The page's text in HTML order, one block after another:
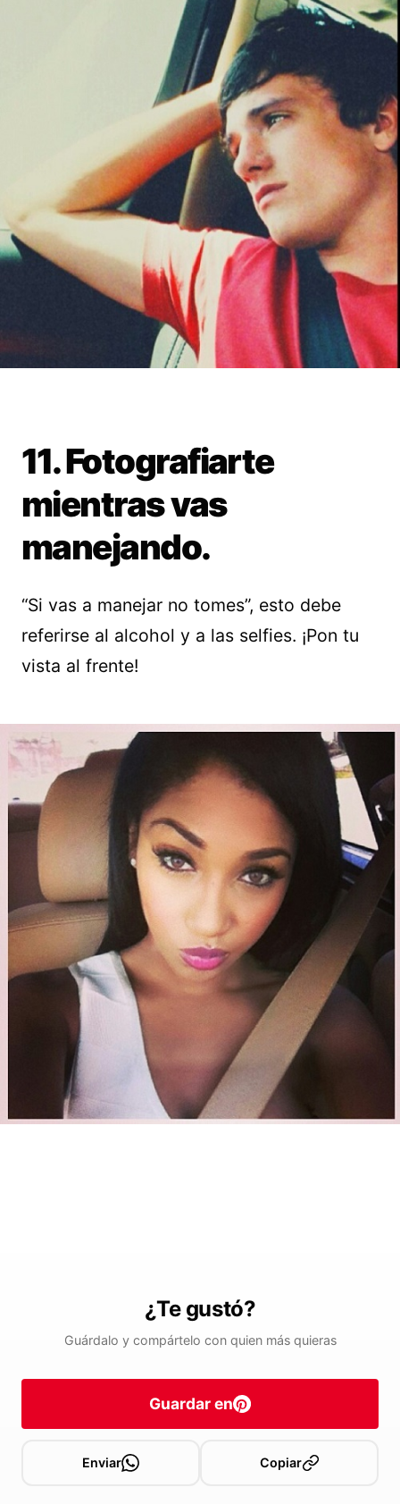
11. Fotografiarte
mientras vas
manejando.
“Si vas a manejar no tomes”, esto debe
referirse al alcohol y a las selfies. ¡Pon tu
vista al frente!
¿Te gustó?
Guárdalo y compártelo con quien más quieras
Guardar en
Enviar Copiar